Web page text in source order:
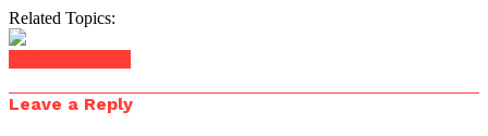
Related Topics:
Leave a Reply